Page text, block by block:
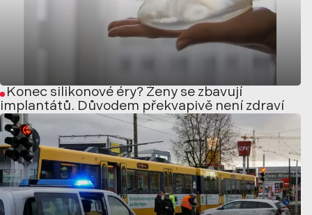
Konec silikonové éry? Ženy se zbavují
implantátů. Důvodem překvapivě není zdraví